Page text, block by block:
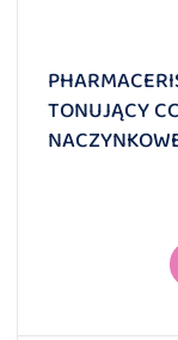
TONUJĄCY